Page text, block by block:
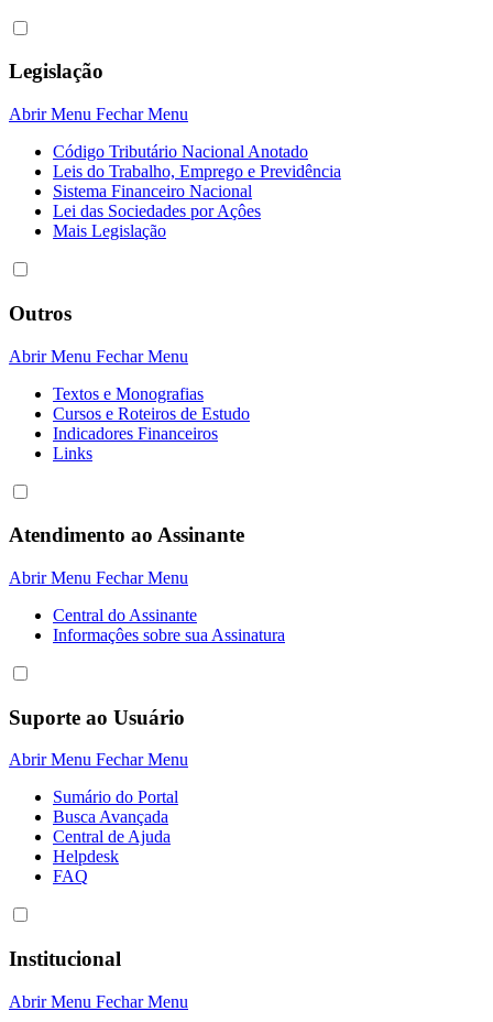
Legislação
Abrir Menu Fechar Menu
Código Tributário Nacional Anotado
Leis do Trabalho, Emprego e Previdência
Sistema Financeiro Nacional
Lei das Sociedades por Açôes
Mais Legislação
Outros
Abrir Menu Fechar Menu
Textos e Monografias
Cursos e Roteiros de Estudo
Indicadores Financeiros
Links
Atendimento ao Assinante
Abrir Menu Fechar Menu
Central do Assinante
Informaçôes sobre sua Assinatura
Suporte ao Usuário
Abrir Menu Fechar Menu
Sumário do Portal
Busca Avançada
Central de Ajuda
Helpdesk
FAQ
Institucional
Abrir Menu Fechar Menu